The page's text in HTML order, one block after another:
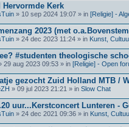
Hervormde Kerk
» 10 sep 2024 19:07 » in [Religie] -
2023 (met
» 24 dec 2023 11:24 » in Kunst,
#studenten theologische
29 aug 2023 09:53 » in [Religie] - Open
gezocht Zuid Holland MTB /
» 09 jul 2023 21:21 » in Slow Chat
uur...Kerstconcert Lunteren -
» 24 dec 2021 09:36 » in Kunst,